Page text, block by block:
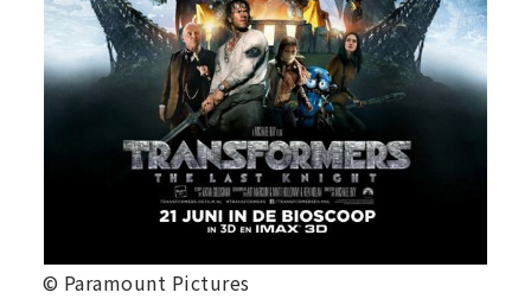
© Paramount Pictures